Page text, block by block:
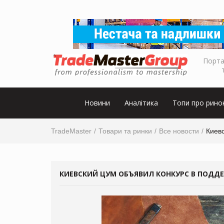
Новини Аналітика Топи про
TradeMaster Товари та ринки Все новости
КИЕВСКИЙ ЦУМ ОБЪЯВИЛ КОНКУРС В